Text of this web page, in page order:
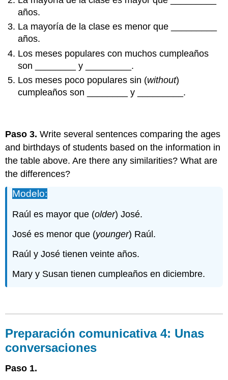
años.
La mayoría de la clase es menor que _________
años.
Los meses populares con muchos cumpleaños
son ________ y _________.
Los meses poco populares sin (without)
cumpleaños son ________ y _________.
Paso 3. Write several sentences comparing the ages
and birthdays of students based on the information in
the table above. Are there any similarities? What are
the differences?
Modelo:
Raúl es mayor que (older) José.
José es menor que (younger) Raúl.
Raúl y José tienen veinte años.
Mary y Susan tienen cumpleaños en diciembre.
Preparación comunicativa4: Unas
conversaciones
Paso 1.